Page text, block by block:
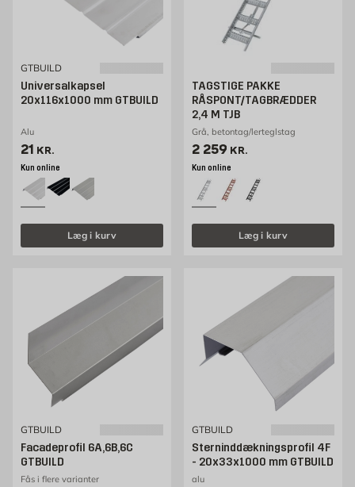
GTBUILD
Universalkapsel
20x116x1000 mm GTBUILD
Alu
Pris 21 kr. /stk
21 KR.
Kun online
Læg i kurv
TAGSTIGE PAKKE
RÅSPONT/TAGBRÆDDER
2,4 M TJB
Grå, betontag/lerteglstag
Pris 2259 kr. /stk
2 259 KR.
Kun online
Læg i kurv
GTBUILD
Facadeprofil 6A,6B,6C
GTBUILD
Fås i flere varianter
GTBUILD
Sterninddækningsprofil 4F
- 20x33x1000 mm GTBUILD
alu